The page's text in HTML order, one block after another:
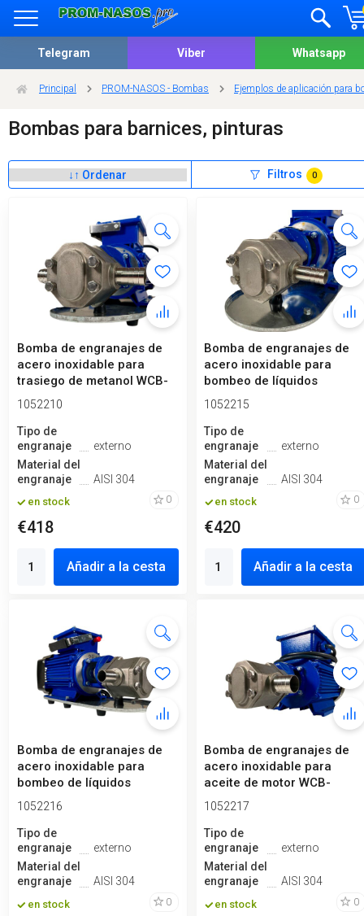
Telegram Viber Whatsapp
Principal PROM-NASOS - Bombas Ejemplos de aplicación para
Bombas para barnices, pinturas
Filtros 0
Bomba de engranajes de
acero inoxidable para
trasiego de metanol WCB-
75/380V ...
1052210
Tipo de
engranaje
externo
Material del
engranaje
AISI 304
en stock 0
€418
Añadir a la cesta
Bomba de engranajes de
acero inoxidable para
bombeo de líquidos
viscosos WCB-...
1052215
Tipo de
engranaje
externo
Material del
engranaje
AISI 304
en stock 0
€420
Añadir a la cesta
Bomba de engranajes de
acero inoxidable para
bombeo de líquidos
viscosos WCB-...
1052216
Tipo de
engranaje
externo
Material del
engranaje
AISI 304
en stock 0
Bomba de engranajes de
acero inoxidable para
aceite de motor WCB-
100/220V 50H...
1052217
Tipo de
engranaje
externo
Material del
engranaje
AISI 304
en stock 0